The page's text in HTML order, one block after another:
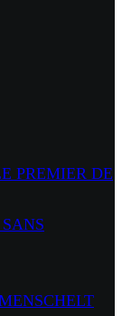
PREMIER DE